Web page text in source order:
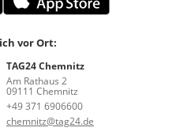
vor Ort:
TAG24 Chemnitz
Am Rathaus 2
09111 Chemnitz
+49 371 6906600
chemnitz@tag24.de